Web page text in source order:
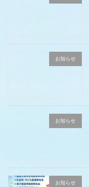
お知らせ
お知らせ
お知らせ